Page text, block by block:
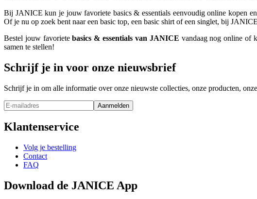
Bij JANICE kun je jouw favoriete basics & essentials eenvoudig online kopen
Of je nu op zoek bent naar een basic top, een basic shirt of een singlet, bij
Bestel jouw favorietebasics & essentials van JANICE vandaag nog online of
samen te stellen!
Schrijf je in voor onze nieuwsbrief
Schrijf je in om alle informatie over onze nieuwste collecties, onze producten,
Aanmelden
Klantenservice
Volg je bestelling
Contact
FAQ
Download de JANICE App